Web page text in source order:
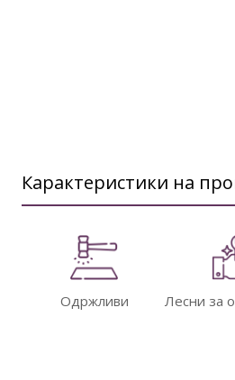
Карактеристики на
Одржливи Лесни за